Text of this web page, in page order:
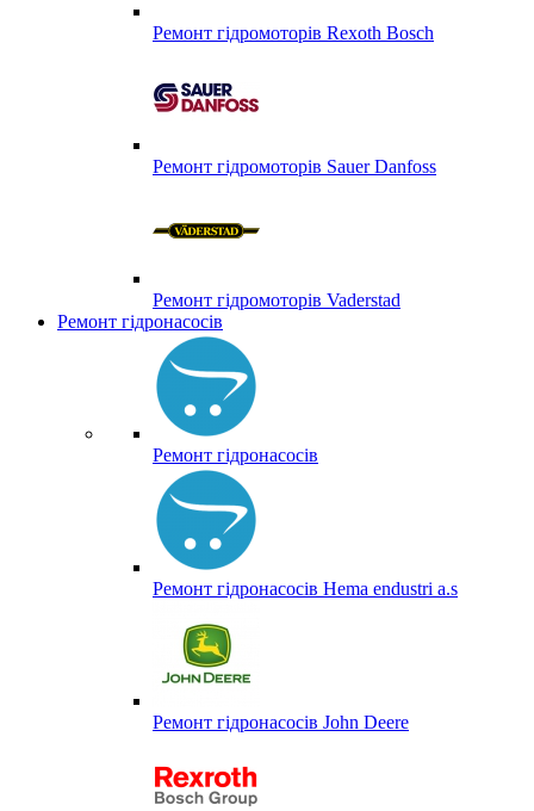
Ремонт гідромоторів Rexoth Bosch
Ремонт гідромоторів Sauer Danfoss
Ремонт гідромоторів Vaderstad
Ремонт гідронасосів
Ремонт гідронасосів
Ремонт гідронасосів Hema endustri a.s
Ремонт гідронасосів John Deere